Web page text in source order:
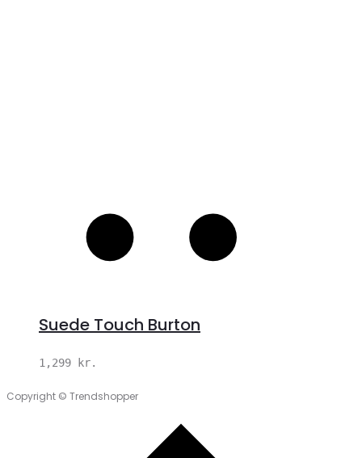
Suede Touch Burton
1,299 kr.
Copyright © Trendshopper